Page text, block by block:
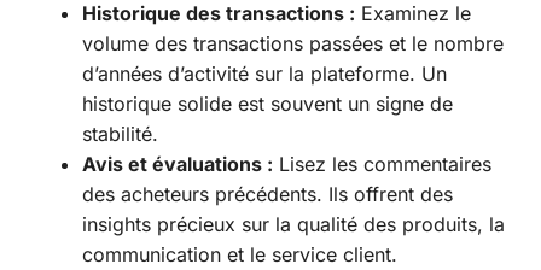
Historique des transactions : Examinez le
volume des transactions passées et le nombre
d’années d’activité sur la plateforme. Un
historique solide est souvent un signe de
stabilité.
Avis et évaluations : Lisez les commentaires
des acheteurs précédents. Ils offrent des
insights précieux sur la qualité des produits, la
communication et le service client.